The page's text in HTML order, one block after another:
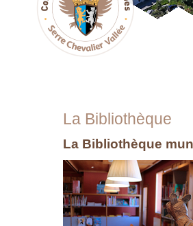
La Bibliothèque
La Bibliothèque